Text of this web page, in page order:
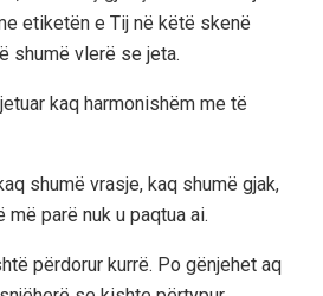
etiketën e Tij në këtë skenë
shumë vlerë se jeta.
kaq harmonishëm me të
shumë vrasje, kaq shumë gjak,
më parë nuk u paqtua ai.
përdorur kurrë. Po gënjehet aq